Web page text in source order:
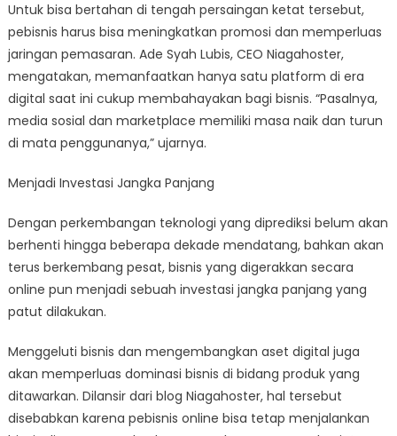
Untuk bisa bertahan di tengah persaingan ketat tersebut,
pebisnis harus bisa meningkatkan promosi dan memperluas
jaringan pemasaran. Ade Syah Lubis, CEO Niagahoster,
mengatakan, memanfaatkan hanya satu platform di era
digital saat ini cukup membahayakan bagi bisnis. “Pasalnya,
media sosial dan marketplace memiliki masa naik dan turun
di mata penggunanya,” ujarnya.
Menjadi Investasi Jangka Panjang
Dengan perkembangan teknologi yang diprediksi belum akan
berhenti hingga beberapa dekade mendatang, bahkan akan
terus berkembang pesat, bisnis yang digerakkan secara
online pun menjadi sebuah investasi jangka panjang yang
patut dilakukan.
Menggeluti bisnis dan mengembangkan aset digital juga
akan memperluas dominasi bisnis di bidang produk yang
ditawarkan. Dilansir dari blog Niagahoster, hal tersebut
disebabkan karena pebisnis online bisa tetap menjalankan